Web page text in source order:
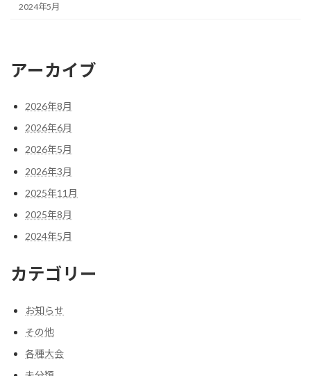
2024年5月
アーカイブ
2026年8月
2026年6月
2026年5月
2026年3月
2025年11月
2025年8月
2024年5月
カテゴリー
お知らせ
その他
各種大会